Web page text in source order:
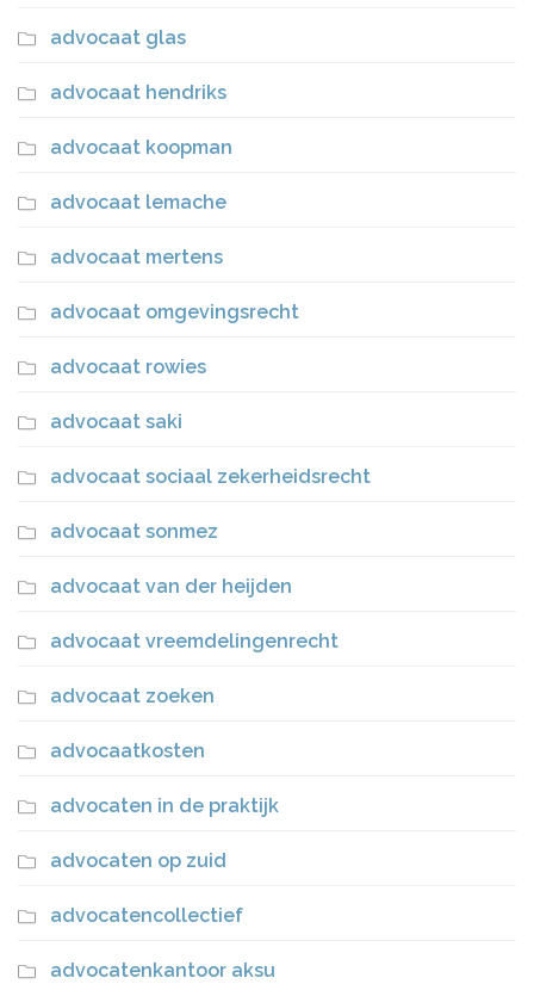
advocaat glas
advocaat hendriks
advocaat koopman
advocaat lemache
advocaat mertens
advocaat omgevingsrecht
advocaat rowies
advocaat saki
advocaat sociaal zekerheidsrecht
advocaat sonmez
advocaat van der heijden
advocaat vreemdelingenrecht
advocaat zoeken
advocaatkosten
advocaten in de praktijk
advocaten op zuid
advocatencollectief
advocatenkantoor aksu